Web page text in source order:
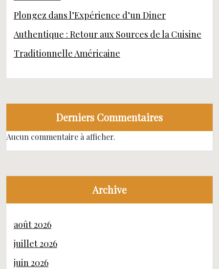
Plongez dans l’Expérience d’un Diner
Authentique : Retour aux Sources de la Cuisine
Traditionnelle Américaine
Derniers Commentaires
Aucun commentaire à afficher.
Archive
août 2026
juillet 2026
juin 2026